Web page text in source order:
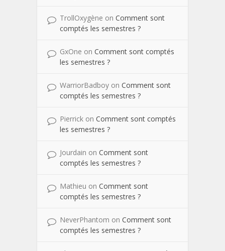
TrollOxygène on Comment sont
comptés les semestres ?
GxOne on Comment sont comptés
les semestres ?
WarriorBadboy on Comment sont
comptés les semestres ?
Pierrick on Comment sont comptés
les semestres ?
Jourdain on Comment sont
comptés les semestres ?
Mathieu on Comment sont
comptés les semestres ?
NeverPhantom on Comment sont
comptés les semestres ?